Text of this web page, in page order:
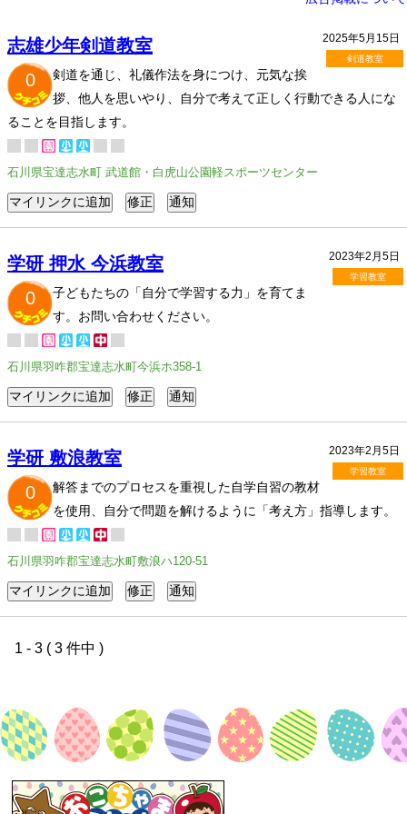
2025年5月15日
剣道教室
志雄少年剣道教室
0
剣道を通じ、礼儀作法を身につけ、元気な挨
拶、他人を思いやり、自分で考えて正しく行動できる人にな
ることを目指します。
石川県宝達志水町 武道館・白虎山公園軽スポーツセンター
2023年2月5日
学習教室
学研 押水 今浜教室
0
子どもたちの「自分で学習する力」を育てま
す。お問い合わせください。
石川県羽咋郡宝達志水町今浜ホ358-1
2023年2月5日
学習教室
学研 敷浪教室
0
解答までのプロセスを重視した自学自習の教材
を使用、自分で問題を解けるように「考え方」指導します。
石川県羽咋郡宝達志水町敷浪ハ120-51
1 - 3 ( 3 件中 )